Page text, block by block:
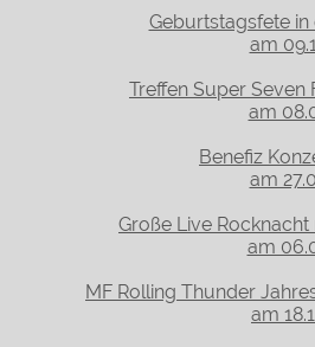
Geburtstagsfete
am
Treffen Super
am
Benefiz
am
Große Live
am
MF Rolling Thunder
am